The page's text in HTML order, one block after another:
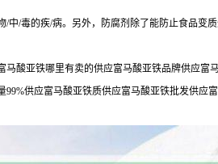
/毒的疾/病。另外，防腐剂除了能防止食品变
酸亚铁哪里有卖的供应富马酸亚铁品牌供应
供应富马酸亚铁质供应富马酸亚铁批发供